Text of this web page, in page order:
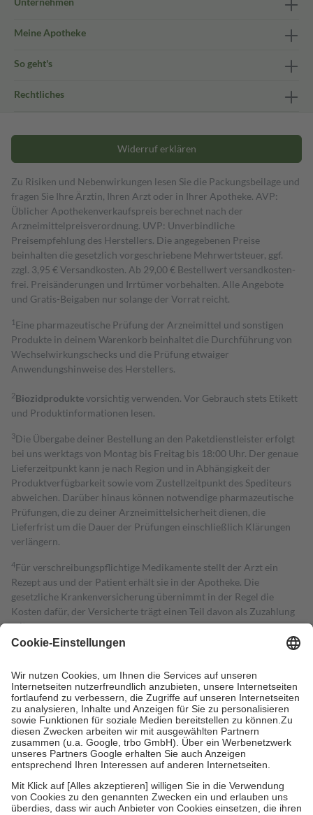
Meine Apotheke
So geht's
Rechtliches
Widerruf erklären
Zu Risiken und Nebenwirkungen lesen Sie die Packungsbeilage und
fragen Sie Ihre Ärztin, Ihren Arzt oder in Ihrer Apotheke. AVP:
Üblicher Apothekenverkaufspreis berechnet nach der
Arzneimittelpreisverordnung. UVP: Unverbindliche
Preisempfehlung des Herstellers. Die angegebenen Preise
beinhalten die gesetzlich vorgeschriebene Mehrwertsteuer, ggf.
zzgl. 3,95 € Versandkosten. Ab 29,00 € Bestell­wert versand­kosten­
frei. Preisänderungen und Irrtümer vorbehalten. Alle Angebote
und Gratis-Beigaben nur solange der Vorrat reicht.
1 Eine pharmazeutische Prüfung der Arzneimittel und sonstigen
Produkte in deinem Warenkorb beinhaltet die Durchführung von
Wechselwirkungschecks und die Prüfung etwaiger
Anwendungshinweise des Herstellers.
2Biozidproduktevorsichtig verwenden. Vor Gebrauch stets Etikett
und Produktinformationen lesen.
3Die Übergabe deiner Bestellung an den Paketdienstleister erfolgt
bei uns werktags von Montag bis Freitag bis 18:00 Uhr. Der genaue
Lieferzeitpunkt kann je nach Region und in Abhängigkeit der
Produktverfügbarkeit sowie vom Zustellzeitpunkt des Spediteurs
abweichen. Darüber hinaus können notwendige pharmazeutische
Prüfungen, die zu deiner Arzneimittelsicherheit dienen, die
Lieferfrist um die Dauer der Prüfungen einschließlich Klärungen
verlängern.
4Für verschreibungspflichtige Medikamente stellt der Arzt ein
Rezept aus und der Patient erhält sie in der Apotheke. Die
gesetzliche Krankenversicherung übernimmt in der Regel die
Kosten dafür, der Versicherte trägt einen Teil davon als Zuzahlung
mit.
Grundsätzlich leisten Mitglieder Zuzahlungen in Höhe von zehn
höchstens zehn Euro.
Es sind jedoch nie mehr als die tatsächlichen
Kosten der Leistung zu entrichten.
Diese Regeln gelten grundsätzlich auch für Online-Apotheken.
Bei Heilmitteln und häuslicher Krankenpflege beträgt die
Zuzahlung zehn Prozent der Kosten sowie zehn Euro je
Verordnung.
Um das Engagement der Versicherten für ihre eigene Gesundheit zu
stärken und die besondere Stellung der Familie zu unterstützen,
fallenkeine Zuzahlungenan bei:
• Kindern und Jugendlichen bis zum vollendeten 18. Lebensjahr